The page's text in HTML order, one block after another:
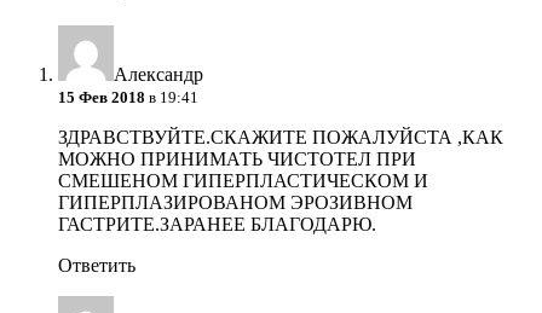
Александр
15 Фев 2018 в 19:41
ЗДРАВСТВУЙТЕ.СКАЖИТЕ ПОЖАЛУЙСТА ,КАК
МОЖНО ПРИНИМАТЬ ЧИСТОТЕЛ ПРИ
СМЕШЕНОМ ГИПЕРПЛАСТИЧЕСКОМ И
ГИПЕРПЛАЗИРОВАНОМ ЭРОЗИВНОМ
ГАСТРИТЕ.ЗАРАНЕЕ БЛАГОДАРЮ.
Ответить